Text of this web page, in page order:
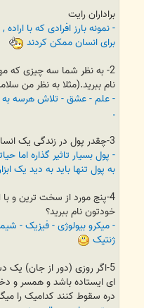
براداران رایت
- نمونه بارز افرادی که با
برای انسان ممکن کردند
2- به نظر شما سه چیزی که
نام ببرید.(مثلا به نظر من
- علم - عشق - تلاش هرسه به
3-چقدر پول در زندگی یک انسان تاثیر گزار و حیاتی است؟
- پول بسیار تاثیر گذاره اما
به پول تنها باید به دید یک
4-پنج مورد از سخت ترین و
خودتون نام ببرید؟
- میکرو بیولوژی - فیزیک -
ژنتیک
5-اگر روزی (دور از جان) یک
ای ایستاده باشد و همسر و
دره سقوط کنند کدامیک را